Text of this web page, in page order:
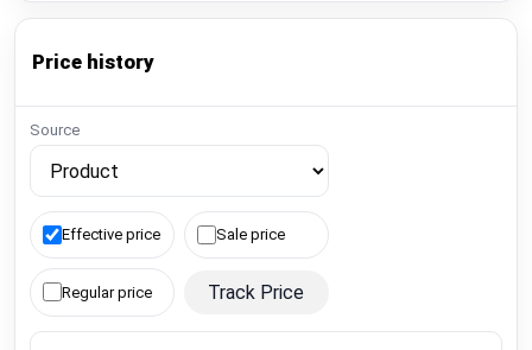
Price history
Source
Effective price Sale price
Regular price Track Price